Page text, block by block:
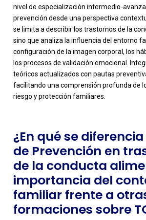
nivel de especialización intermedio-
prevención desde una perspectiva
se limita a describir los trastornos de la
sino que analiza la influencia del entorno
configuración de la imagen corporal, los
los procesos de validación emocional.
teóricos actualizados con pautas
facilitando una comprensión profunda de
riesgo y protección familiares.
-
¿En qué se
de Prevención en
de la conducta
importancia del
familiar frente a
formaciones sobre